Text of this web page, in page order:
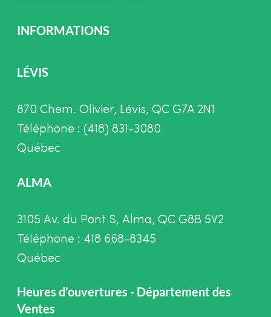
INFORMATIONS
LÉVIS
870 Chem. Olivier, Lévis, QC G7A 2N1
Téléphone : (418) 831-3080
Québec
ALMA
3105 Av. du Pont S, Alma, QC G8B 5V2
Téléphone : 418 668-8345
Québec
Heures d'ouvertures - Département des
Ventes